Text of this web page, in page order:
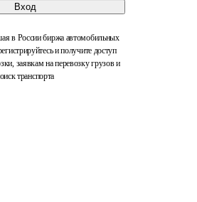
Вход
в России биржа автомобильных
и получите доступ
заявкам на перевозку грузов и
транспорта